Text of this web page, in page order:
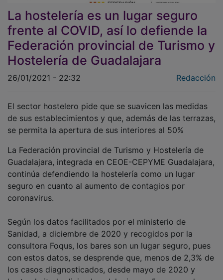
La hostelería es un lugar seguro
frente al COVID, así lo defiende la
Federación provincial de Turismo y
Hostelería de Guadalajara
de sus establecimientos y que, además de las terrazas,
se permita la apertura de sus interiores al 50%
Guadalajara, integrada en CEOE-CEPYME Guadalajara,
continúa defendiendo la hostelería como un lugar
seguro en cuanto al aumento de contagios por
coronavirus.
Sanidad, a diciembre de 2020 y recogidos por la
consultora Foqus, los bares son un lugar seguro, pues
con estos datos, se desprende que, menos de 2,3% de
los casos diagnosticados, desde mayo de 2020 y
hasta el citado diciembre del mismo año, se pueden